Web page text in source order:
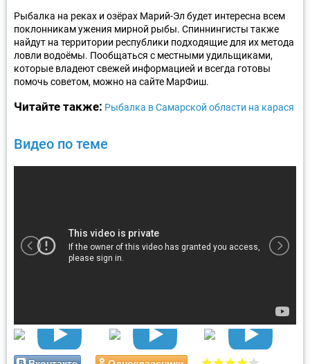
Рыбалка на реках и озёрах Марий-Эл будет интересна всем
поклонникам ужения мирной рыбы. Спиннингисты также
найдут на территории республики подходящие для их метода
ловли водоёмы. Пообщаться с местными удильщиками,
которые владеют свежей информацией и всегда готовы
помочь советом, можно на сайте МарФиш.
Читайте также: Рыбалка в Самарской области на карася
Видео по теме